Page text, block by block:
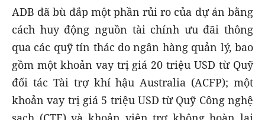
ADB đã bù đắp một phần rủi ro của dự án bằng
cách huy động nguồn tài chính ưu đãi thông
qua các quỹ tín thác do ngân hàng quản lý, bao
gồm một khoản vay trị giá 20 triệu USD từ Quỹ
đối tác Tài trợ khí hậu Australia (ACFP); một
khoản vay trị giá 5 triệu USD từ Quỹ Công nghệ